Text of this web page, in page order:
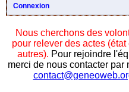
Connexion
Nous cherchons des
pour relever des actes (état
autres). Pour rejoindre
merci de nous contacter par